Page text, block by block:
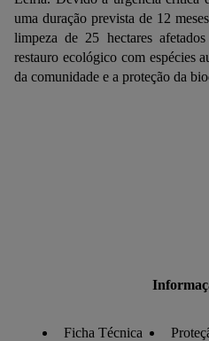
uma duração prevista de 12
limpeza de 25 hectares
restauro ecológico com espécies
da comunidade e a proteção da
Ficha Técnica